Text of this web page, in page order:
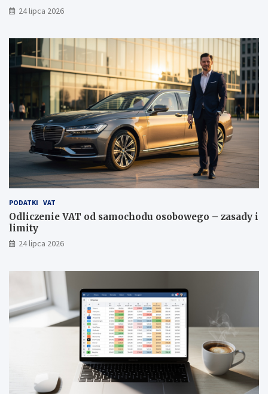
24 lipca 2026
PODATKI VAT
Odliczenie VAT od samochodu osobowego – zasady i
limity
24 lipca 2026